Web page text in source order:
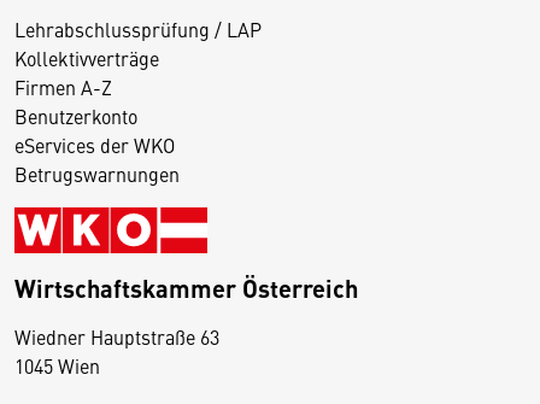
Lehrabschlussprüfung / LAP
Kollektivverträge
Firmen A-Z
Benutzerkonto
eServices der WKO
Betrugswarnungen
Wirtschaftskammer Österreich
Wiedner Hauptstraße 63
1045 Wien
D